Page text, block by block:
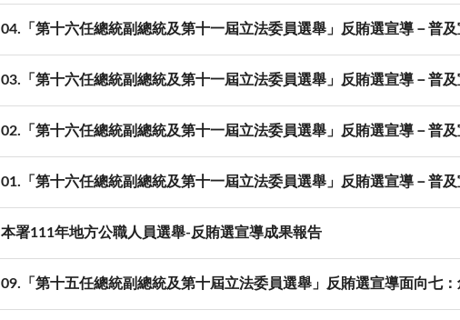
04.「第十六任總統副總統及第十一屆立法委員選舉」反賄選宣導－普
03.「第十六任總統副總統及第十一屆立法委員選舉」反賄選宣導－普
02.「第十六任總統副總統及第十一屆立法委員選舉」反賄選宣導－普
01.「第十六任總統副總統及第十一屆立法委員選舉」反賄選宣導－普
本署111年地方公職人員選舉-反賄選宣導成果報告
09.「第十五任總統副總統及第十屆立法委員選舉」反賄選宣導面向七